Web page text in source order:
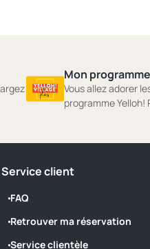
Mon
Vous allez adorer
programme Yelloh!
Service client
FAQ
Retrouver ma réservation
Service clientèle